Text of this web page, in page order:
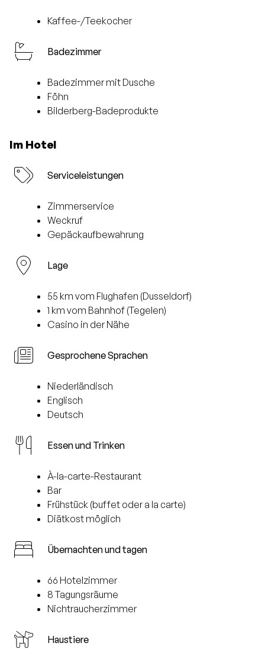
Kaffee-/Teekocher
Badezimmer
Badezimmer mit Dusche
Föhn
Bilderberg-Badeprodukte
Im Hotel
Serviceleistungen
Zimmerservice
Weckruf
Gepäckaufbewahrung
Lage
55 km vom Flughafen (Dusseldorf)
1 km vom Bahnhof (Tegelen)
Casino in der Nähe
Gesprochene Sprachen
Niederländisch
Englisch
Deutsch
Essen und Trinken
À-la-carte-Restaurant
Bar
Frühstück (buffet oder a la carte)
Diätkost möglich
Übernachten und tagen
66 Hotelzimmer
8 Tagungsräume
Nichtraucherzimmer
Haustiere